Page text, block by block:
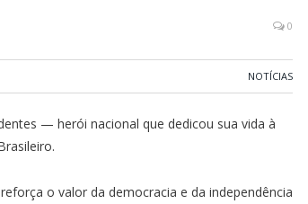
0
NOTÍCIAS
— herói nacional que dedicou sua vida à
o valor da democracia e da independência